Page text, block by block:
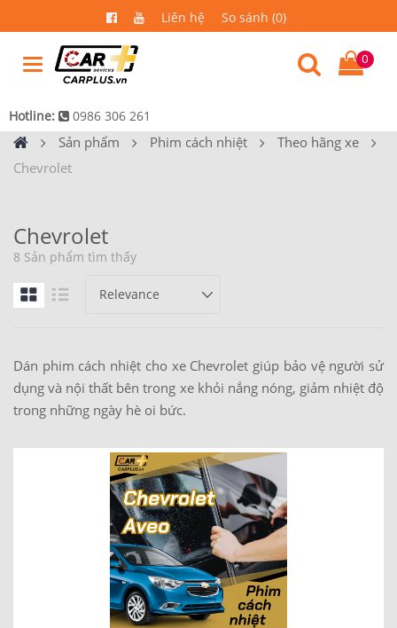
Liên hệ So sánh (0)
0
Hotline: 0986 306 261
Sản phẩm Phim cách nhiệt
Theo hãng xe
Chevrolet
Chevrolet
8 Sản phẩm tìm thấy
Dán phim cách nhiệt cho xe Chevrolet giúp bảo vệ người sử
dụng và nội thất bên trong xe khỏi nắng nóng, giảm nhiệt độ
trong những ngày hè oi bức.